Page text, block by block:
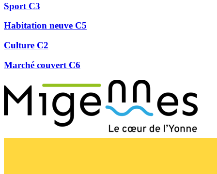
Sport C3
Habitation neuve C5
Culture C2
Marché couvert C6
Précédent
Suivant